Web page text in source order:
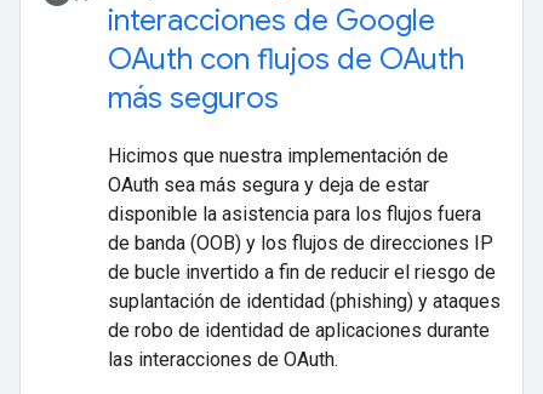
interacciones de Google
OAuth con flujos de OAuth
más seguros
Hicimos que nuestra implementación de
OAuth sea más segura y deja de estar
disponible la asistencia para los flujos fuera
de banda (OOB) y los flujos de direcciones IP
de bucle invertido a fin de reducir el riesgo de
suplantación de identidad (phishing) y ataques
de robo de identidad de aplicaciones durante
las interacciones de OAuth.